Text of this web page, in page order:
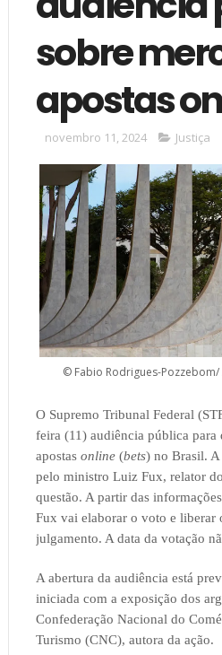
sobre
apostas
novembro 11, 2024 Justiça
© Fabio Rodrigues-
O Supremo Tribunal Federal
feira (11) audiência pública para
apostas online(bets) no Brasil.
pelo ministro Luiz Fux, relator
questão. A partir das
Fux vai elaborar o voto e liberar
julgamento. A data da votação
A abertura da audiência está
iniciada com a exposição dos
Confederação Nacional do
Turismo (CNC), autora da ação.